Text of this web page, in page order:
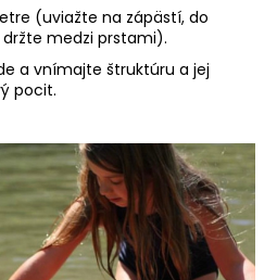
(uviažte na zápästí, do
držte medzi prstami).
a vnímajte štruktúru a jej
pocit.